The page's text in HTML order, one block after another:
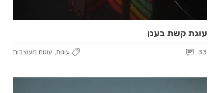
עוגת קשת בענן
עוגות, עוגות מעוצבות 33